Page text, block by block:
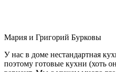
Мария и Григорий Бурковы
У нас в доме нестандартная
поэтому готовые кухни (хоть